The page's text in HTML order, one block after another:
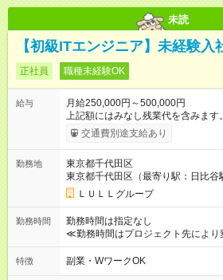
未読
【初級ITエンジニア】未経験入
正社員 職種未経験OK
給与
月給250,000円～500,000円
上記額にはみなし残業代を含みます
ます。 みなし残業代 21,675円／月
万円～＋業績賞与＋交通費＋各種手
万6，610円分）を含む。超過分は追
キルを考慮し初任給を決定。経験者
す！ ◎昇給年1回（研修終了後） ◎賞与年2回（2月・8月）＋業
績賞与あり ◤スキルアップも、収入アップも。◢ 入社後の成長
や頑張りは、しっかり給与で還元し
上アップした社員も。 エンジニアへの還元率は業界高水準の
87％。 スキルを磨いた分だけ、収
交通費別途支給あり
勤務地
東京都千代田区
東京都千代田区（最寄り駅：日比谷
ＬＵＬＬグループ
勤務時間
勤務時間は指定なし
≪勤務時間はプロジェクト先によ
分～19時00分（休憩1時間） ・9時
間） ＼平日夜も、ちゃんと「自分時間」がつくれます／ 残業は
特徴 副業・WワークOK